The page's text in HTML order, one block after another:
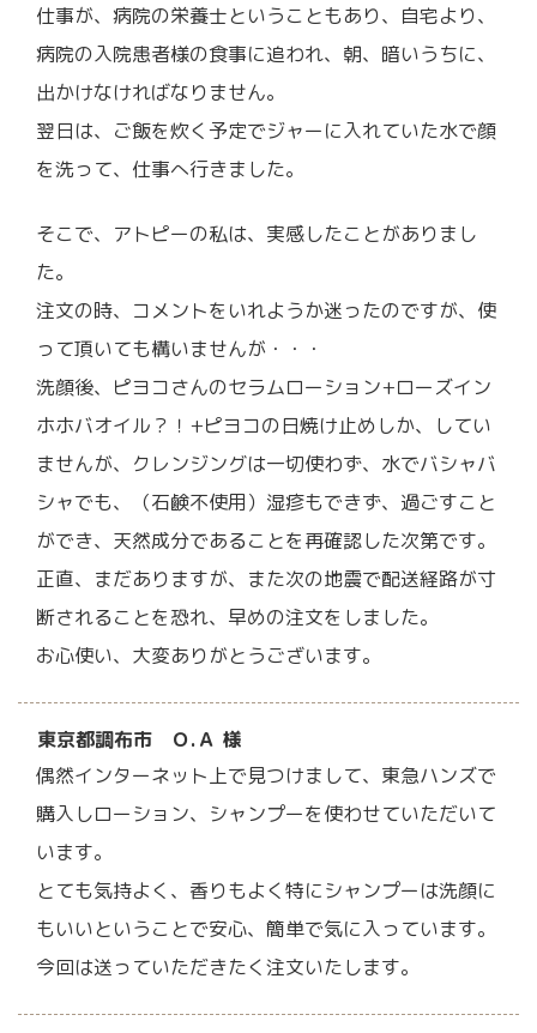
仕事が、病院の栄養士ということもあり、自宅より、
病院の入院患者様の食事に追われ、朝、暗いうちに、
出かけなければなりません。
翌日は、ご飯を炊く予定でジャーに入れていた水で顔
を洗って、仕事へ行きました。
そこで、アトピーの私は、実感したことがありまし
た。
注文の時、コメントをいれようか迷ったのですが、使
って頂いても構いませんが・・・
洗顔後、ピヨコさんのセラムローション+ローズイン
ホホバオイル？！+ピヨコの日焼け止めしか、してい
ませんが、クレンジングは一切使わず、水でバシャバ
シャでも、（石鹸不使用）湿疹もできず、過ごすこと
ができ、天然成分であることを再確認した次第です。
正直、まだありますが、また次の地震で配送経路が寸
断されることを恐れ、早めの注文をしました。
お心使い、大変ありがとうございます。
東京都調布市 Ｏ.Ａ 様
偶然インターネット上で見つけまして、東急ハンズで
購入しローション、シャンプーを使わせていただいて
います。
とても気持よく、香りもよく特にシャンプーは洗顔に
もいいということで安心、簡単で気に入っています。
今回は送っていただきたく注文いたします。